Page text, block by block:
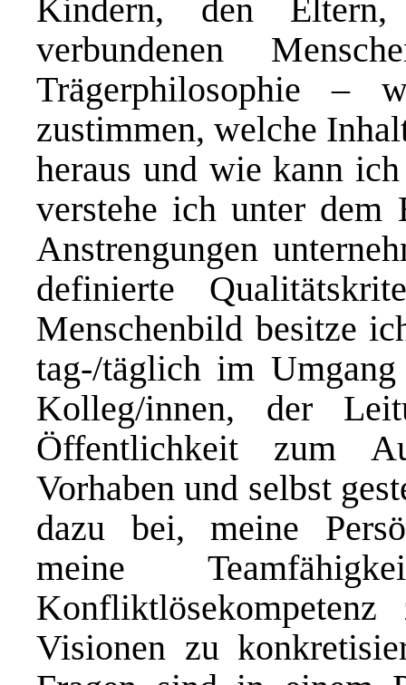
Kindern, den
verbundenen
Trägerphilosophie –
zustimmen, welche
heraus und wie kann
verstehe ich unter dem
Anstrengungen
definierte
Menschenbild besitze
tag-/täglich im
Kolleg/innen, der
Öffentlichkeit zum
Vorhaben und selbst
dazu bei, meine
meine
Visionen zu